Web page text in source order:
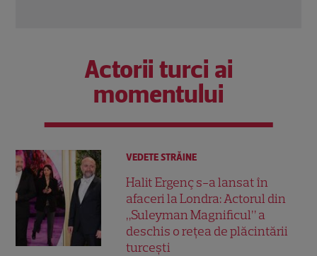
Actorii turci ai
momentului
VEDETE STRĂINE
Halit Ergenç s-a lansat în
afaceri la Londra: Actorul din
„Suleyman Magnificul” a
deschis o rețea de plăcintării
turcești